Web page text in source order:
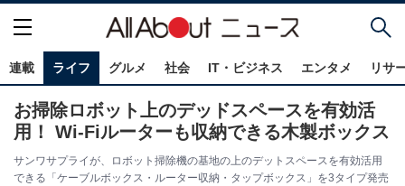
連載 ライフ グルメ 社会 IT・ビジネス エンタメ リサ
お掃除ロボット上のデッドスペースを有効活
用！ Wi-Fiルーターも収納できる木製ボックス
サンワサプライが、ロボット掃除機の基地の上のデットスペースを有効活用
できる「ケーブルボックス・ルーター収納・タップボックス」を3タイプ発売